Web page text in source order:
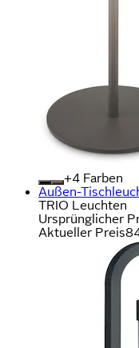
+
Farben
Außen-
TRIO Leuchten
Ursprünglicher
Aktueller Preis